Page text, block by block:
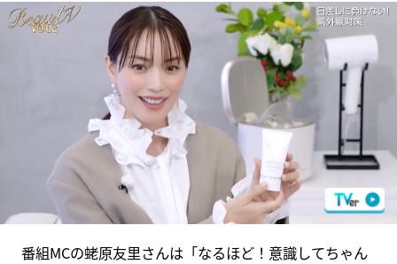
番組MCの蛯原友里さんは「なるほど！意識してちゃん